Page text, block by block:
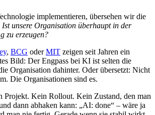
implementieren, übersehen wir die
Ist unsere Organisation überhaupt in der
zu erzeugen?
, BCG oderMIT zeigen seit Jahren ein
Bild: Der Engpass bei KI ist selten die
Organisation dahinter. Oder übersetzt: Nicht
Die Organisationen sind es.
Projekt. Kein Rollout. Kein Zustand, den man
dann abhaken kann: „AI: done“ – wäre ja